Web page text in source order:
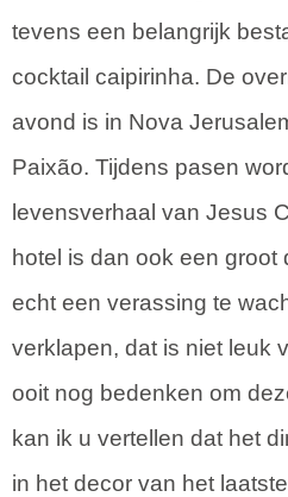
tevens een belangrijk
cocktail caipirinha. De
avond is in Nova
Paixão. Tijdens pasen
levensverhaal van Jesus
hotel is dan ook een groot
echt een verassing te
verklapen, dat is niet leuk
ooit nog bedenken om
kan ik u vertellen dat het
in het decor van het